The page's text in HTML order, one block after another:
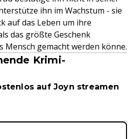
ihn im Wachstum - sie
auf das Leben um ihre
das größte Geschenk
Mensch gemacht werden könne.
Krimi-
auf Joyn streamen